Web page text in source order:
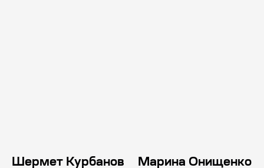
Шермет Курбанов Марина Онищенко